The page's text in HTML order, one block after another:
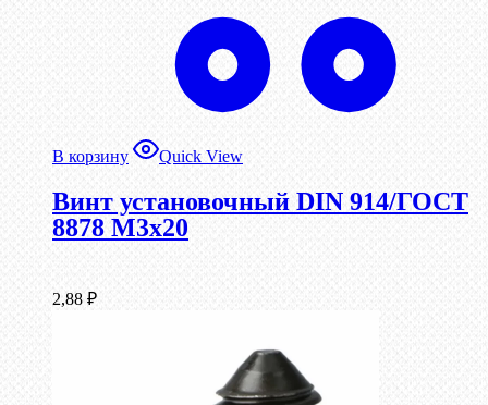
В корзину Quick View
Винт установочный DIN 914/ГОСТ
8878 M3x20
2,88 ₽